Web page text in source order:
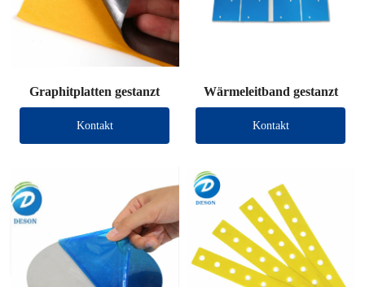
Graphitplatten gestanzt
Kontakt
Wärmeleitband gestanzt
Kontakt